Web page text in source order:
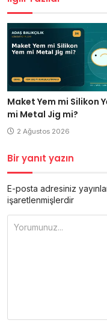
Maket Yem mi Silikon
mi Metal Jig mi?
2 Ağustos 2026
Bir yanıt yazın
E-posta adresiniz
işaretlenmişlerdir